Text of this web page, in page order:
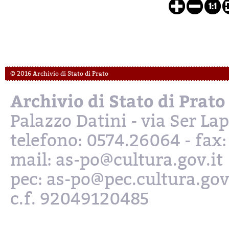
© 2016 Archivio di Stato di Prato
Archivio di Stato di Prato
Palazzo Datini - via Ser
telefono: 0574.26064 - fax:
mail: as-po@cultura.gov.it
pec: as-
c.f. 92049120485